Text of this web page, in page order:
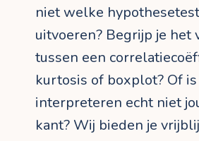
niet welke
uitvoeren? Begrijp je het
tussen een
kurtosis of boxplot? Of is
interpreteren echt niet
kant? Wij bieden je